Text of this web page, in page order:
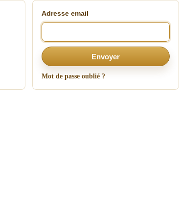
Adresse email
Envoyer
Mot de passe oublié ?